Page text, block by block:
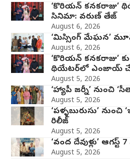
‘కొరియన్
సినిమా: వరుణ్ తేజ్
August 6, 2026
‘మిస్సింగ్ మేఘన’
August 6, 2026
‘కొరియన్ కనకరాజు’
థియేటర్‌లో ఎంజాయ్
August 5, 2026
‘హ్యాపీ జర్నీ’ నుంచి
August 5, 2026
‘పళ్ళబురుసు’ నుంచి
రిలీజ్
August 5, 2026
‘వంద దేవుళ్లు’
August 5, 2026